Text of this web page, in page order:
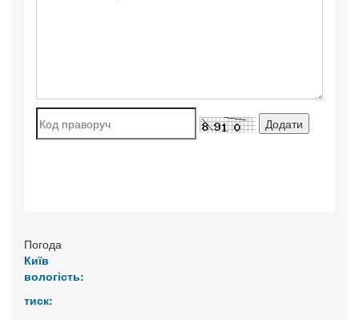
Погода
Київ
вологість:
тиск: